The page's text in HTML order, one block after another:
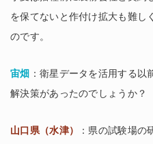
を保てないと作付け拡大も難し
のです。
宙畑 ：衛星データを活用する
解決策があったのでしょうか？
山口県（水津） ：県の試験場の